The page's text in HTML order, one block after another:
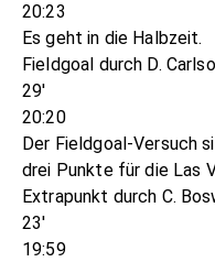
20:23
Es geht in die Halbzeit.
Fieldgoal durch D.
29'
20:20
Der Fieldgoal-Versuch
drei Punkte für die Las
Extrapunkt durch C.
23'
19:59